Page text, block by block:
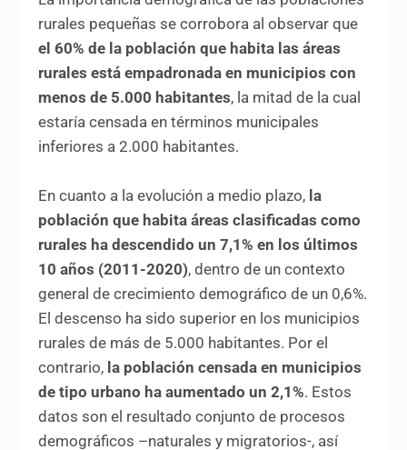
rurales pequeñas se corrobora al observar que
el 60% de la población que habita las áreas
rurales está empadronada en municipios con
menos de 5.000 habitantes, la mitad de la cual
estaría censada en términos municipales
inferiores a 2.000 habitantes.
En cuanto a la evolución a medio plazo, la
población que habita áreas clasificadas como
rurales ha descendido un 7,1% en los últimos
10 años (2011-2020), dentro de un contexto
general de crecimiento demográfico de un 0,6%.
El descenso ha sido superior en los municipios
rurales de más de 5.000 habitantes. Por el
contrario, la población censada en municipios
de tipo urbano ha aumentado un 2,1%. Estos
datos son el resultado conjunto de procesos
demográficos –naturales y migratorios-, así